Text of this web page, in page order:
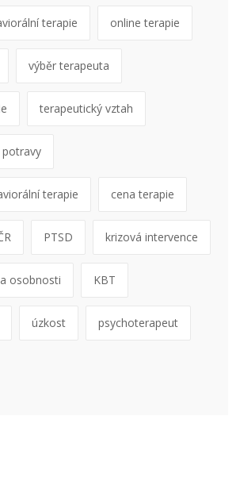
terapie online terapie
výběr terapeuta
terapeutický vztah
terapie cena terapie
PTSD krizová intervence
osobnosti KBT
úzkost psychoterapeut